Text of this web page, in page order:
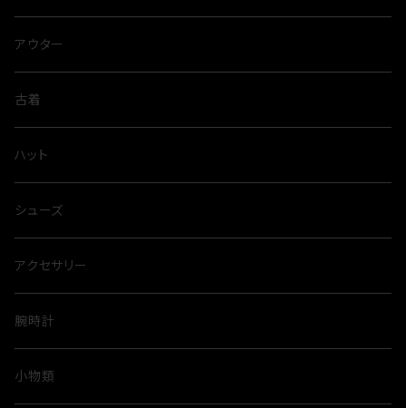
アウター
古着
ハット
シューズ
アクセサリー
腕時計
小物類